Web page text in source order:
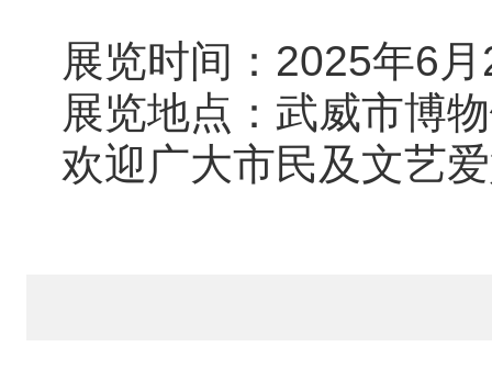
展览时间：2025年6
展览地点：武威市博
欢迎广大市民及文艺